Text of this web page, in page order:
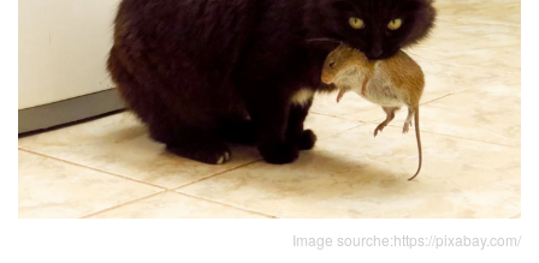
Image sourche:https://pixabay.com/